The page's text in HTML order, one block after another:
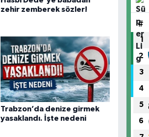
zehir zemberek sözler!
Trabzon’da denize girmek
yasaklandı. İşte nedeni
#
1
2
3
4
5
6